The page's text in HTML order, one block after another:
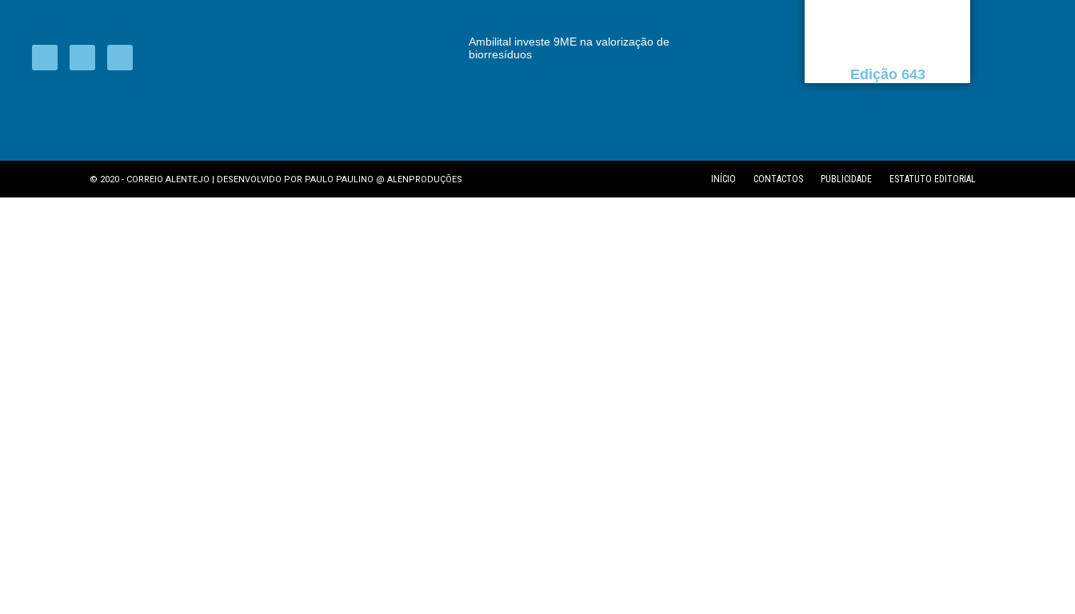
Ambilital investe 9ME na valorização de
biorresíduos
Edição 643
© 2020 - CORREIO ALENTEJO | DESENVOLVIDO POR PAULO PAULINO @ ALENPRODUÇÕES INÍCIO CONTACTOS PUBLICIDADE ESTATUTO EDITORIAL